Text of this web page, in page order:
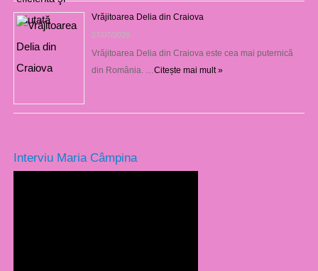
Vrăjitoarea Delia din Craiova
27/07/2026
Vrăjitoarea Delia din Craiova este cea mai puternică
din România. … Citește mai mult »
Interviu Maria Câmpina